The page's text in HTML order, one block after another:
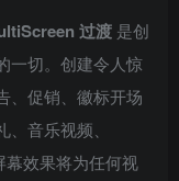
过渡 是创
一切。创建令人惊
、促销、徽标开场
音乐视频、
幕效果将为任何视